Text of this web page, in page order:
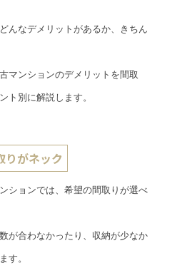
んなデメリットがあるか、きちん
マンションのデメリットを間取
ト別に解説します。
りがネック
ションでは、希望の間取りが選べ
が合わなかったり、収納が少なか
す。